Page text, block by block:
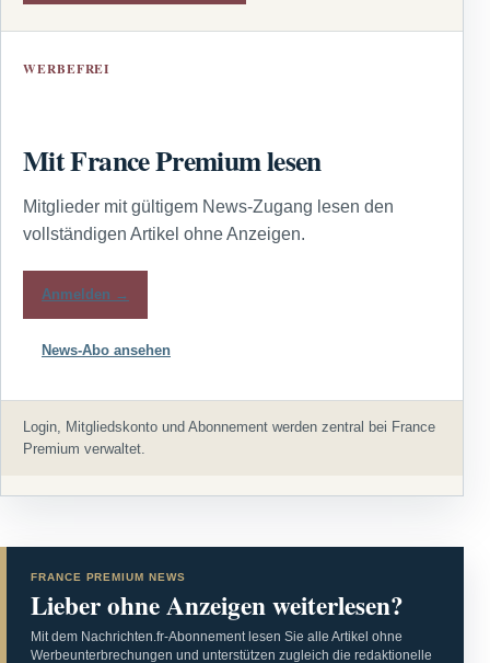
WERBEFREI
Mit France Premium lesen
Mitglieder mit gültigem News-Zugang lesen den
vollständigen Artikel ohne Anzeigen.
Anmelden →
News-Abo ansehen
Login, Mitgliedskonto und Abonnement werden zentral bei France
Premium verwaltet.
FRANCE PREMIUM NEWS
Lieber ohne Anzeigen weiterlesen?
Mit dem Nachrichten.fr-Abonnement lesen Sie alle Artikel ohne
Werbeunterbrechungen und unterstützen zugleich die redaktionelle